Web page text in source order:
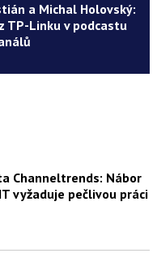
a Michal Holovský:
TP-Linku v podcastu
Channeltrends: Nábor
vyžaduje pečlivou práci